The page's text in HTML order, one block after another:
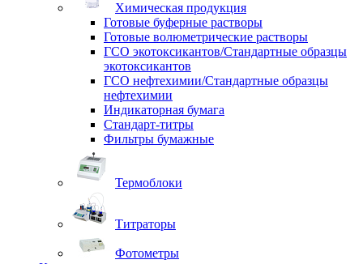
Химическая продукция
Готовые буферные растворы
Готовые волюметрические растворы
ГСО экотоксикантов/Стандартные образцы
экотоксикантов
ГСО нефтехимии/Стандартные образцы
нефтехимии
Индикаторная бумага
Стандарт-титры
Фильтры бумажные
Термоблоки
Титраторы
Фотометры